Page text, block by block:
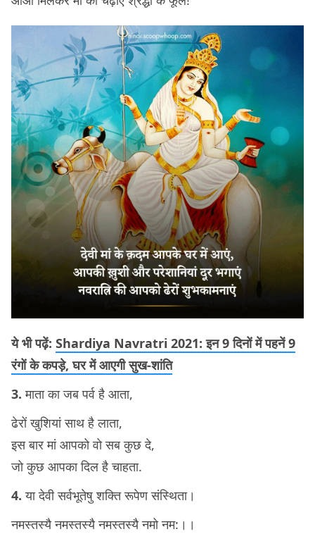
ये भी पढ़ें: Shardiya Navratri 2021: इन 9 दिनों में पहनें 9
रंगों के कपड़े, घर में आएगी सुख-शांति
3.माता का जब पर्व है आता,
ढेरों खुशियां साथ है लाता,
इस बार मां आपको वो सब कुछ दे,
जो कुछ आपका दिल है चाहता.
4.या देवी सर्वभूतेषु शक्ति रूपेण संस्थिता।
नमस्तस्यै नमस्तस्यै नमस्तस्यै नमो नम:।।